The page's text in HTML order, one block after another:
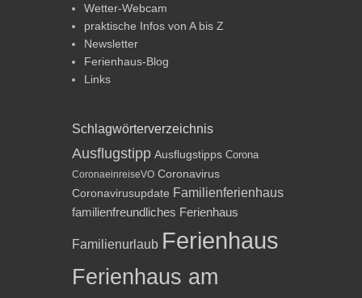
Wetter-Webcam
praktische Infos von A bis Z
Newsletter
Ferienhaus-Blog
Links
Schlagwörterverzeichnis
Ausflugstipp Ausflugstipps Corona
CoronaeinreiseVO Coronavirus
Coronavirusupdate Familienferienhaus
familienfreundliches Ferienhaus
Familienurlaub Ferienhaus
Ferienhaus am